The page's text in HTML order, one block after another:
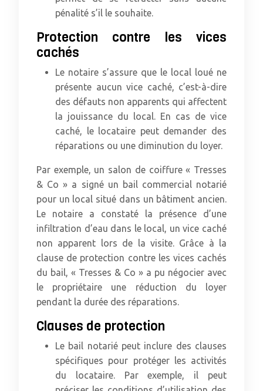
pénalité s’il le souhaite.
Protection contre les vices
cachés
Le notaire s’assure que le local loué ne
présente aucun vice caché, c’est-à-dire
des défauts non apparents qui affectent
la jouissance du local. En cas de vice
caché, le locataire peut demander des
réparations ou une diminution du loyer.
Par exemple, un salon de coiffure « Tresses
& Co » a signé un bail commercial notarié
pour un local situé dans un bâtiment ancien.
Le notaire a constaté la présence d’une
infiltration d’eau dans le local, un vice caché
non apparent lors de la visite. Grâce à la
clause de protection contre les vices cachés
du bail, « Tresses & Co » a pu négocier avec
le propriétaire une réduction du loyer
pendant la durée des réparations.
Clauses de protection
Le bail notarié peut inclure des clauses
spécifiques pour protéger les activités
du locataire. Par exemple, il peut